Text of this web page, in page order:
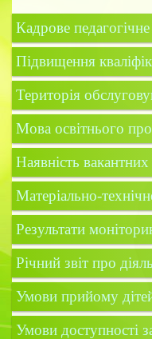
Кадрове
Підвищення
Територія
Мова освітнього
Наявність
Матеріально-
Результати
Річний звіт про
Умови прийому
Умови доступності